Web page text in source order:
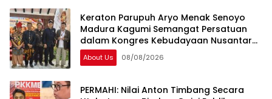
Keraton Parupuh Aryo Menak Senoyo
Madura Kagumi Semangat Persatuan
dalam Kongres Kebudayaan Nusantara
2026
About Us 08/08/2026
PERMAHI: Nilai Anton Timbang Secara